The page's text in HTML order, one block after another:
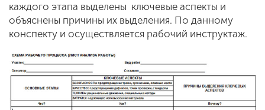
каждого этапа выделены ключевые аспекты и
объяснены причины их выделения. По данному
конспекту и осуществляется рабочий инструктаж.